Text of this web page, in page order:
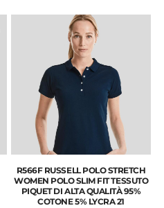
R566F RUSSELL POLO STRETCH
WOMEN POLO SLIM FIT TESSUTO
PIQUET DI ALTA QUALITÀ 95%
COTONE 5% LYCRA 21